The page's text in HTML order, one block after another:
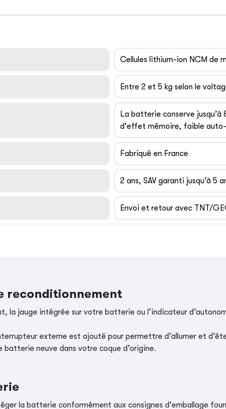
Cellules lithium-ion NCM de
Entre 2 et 5 kg selon le
La batterie conserve
d'effet mémoire, faible auto-
Fabriqué en France
2 ans, SAV garanti jusqu’à 5
Envoi et retour avec TNT/
reconditionnement
la jauge intégrée sur votre batterie ou l’indicateur
externe est ajouté pour permettre d’allumer et
neuve dans votre coque d’origine.
la batterie conformément aux consignes d'emballage